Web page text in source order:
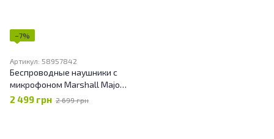
−7%
Артикул: 58957842
Беспроводные наушники с
микрофоном Marshall Major
IV Black (13-90)
2 499 грн 2 699 грн